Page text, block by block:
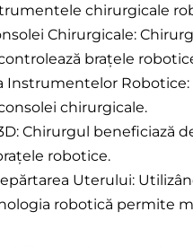
chirurgicale
Chirurgicale:
brațele
Instrumentelor
chirurgicale.
Chirurgul beneficiază
robotice.
Uterului:
robotică permite